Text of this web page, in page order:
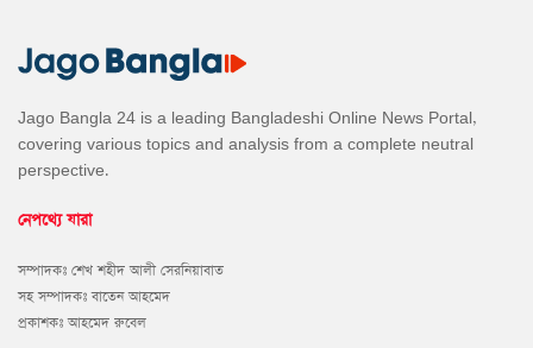
Jago Bangla 24 is a leading Bangladeshi Online News Portal,
covering various topics and analysis from a complete neutral
perspective.
নেপথ্যে যারা
সম্পাদকঃ শেখ শহীদ আলী সেরনিয়াবাত
সহ সম্পাদকঃ বাতেন আহমেদ
প্রকাশকঃ আহমেদ রুবেল